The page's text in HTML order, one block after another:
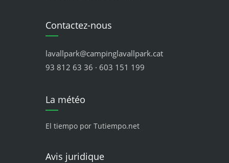
Contactez-nous
lavallpark@campinglavallpark.cat
93 812 63 36 · 603 151 199
La météo
El tiempo por Tutiempo.net
Avis juridique